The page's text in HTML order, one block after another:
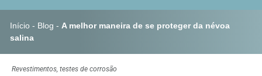
Início - Blog - A melhor maneira de se proteger da névoa
salina
Revestimentos, testes de corrosão